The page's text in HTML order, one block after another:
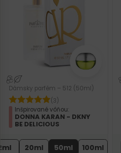
Dámsky parfém – 512 (50ml)
(3)
Inšpirované vôňou:
DONNA KARAN - DKNY
BE DELICIOUS
20ml 50ml 100ml